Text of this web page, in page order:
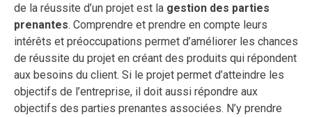
de la réussite d’un projet est la gestion des parties
prenantes. Comprendre et prendre en compte leurs
intérêts et préoccupations permet d’améliorer les chances
de réussite du projet en créant des produits qui répondent
aux besoins du client. Si le projet permet d’atteindre les
objectifs de l’entreprise, il doit aussi répondre aux
objectifs des parties prenantes associées. N’y prendre